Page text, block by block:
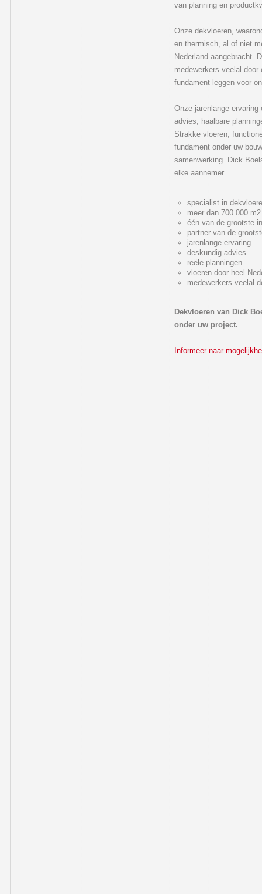
van planning en
Onze dekvloeren,
en thermisch, al of niet
Nederland aangebracht.
medewerkers veelal
fundament leggen voor
Onze jarenlange
advies, haalbare
Strakke vloeren,
fundament onder uw
samenwerking. Dick
elke aannemer.
specialist in
meer dan 700.000
één van de grootste
partner van de
jarenlange ervaring
deskundig advies
reële planningen
vloeren door heel
medewerkers veelal
Dekvloeren van Dick
onder uw project.
Informeer naar